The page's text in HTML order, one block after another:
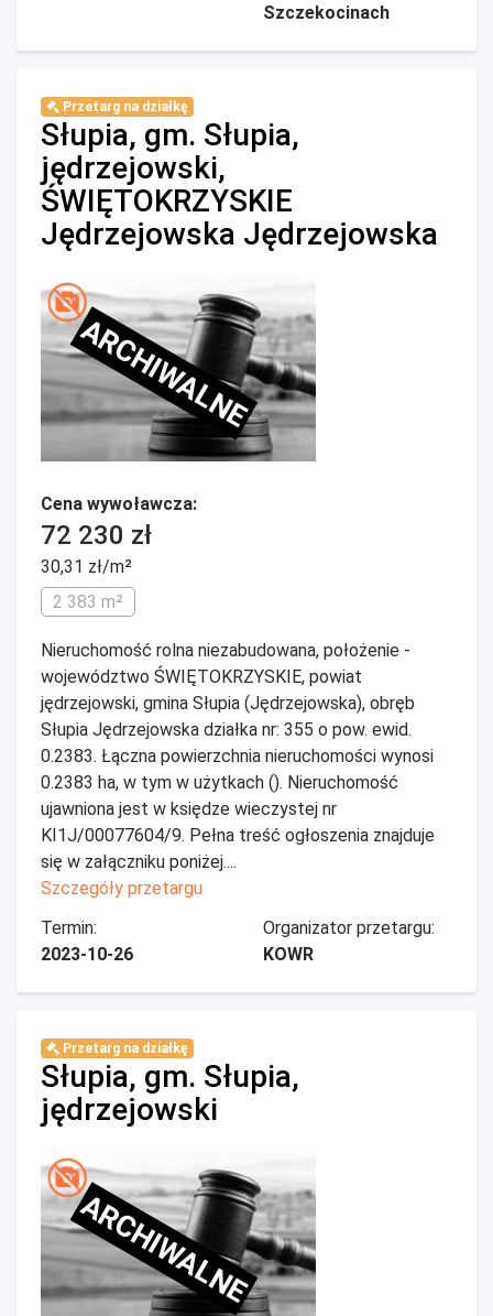
Szczekocinach
Przetarg na działkę
Słupia, gm. Słupia,
jędrzejowski,
ŚWIĘTOKRZYSKIE
Jędrzejowska Jędrzejowska
ARCHIWALNE
Cena wywoławcza:
72 230 zł
30,31 zł/m²
2 383 m²
Nieruchomość rolna niezabudowana, położenie -
województwo ŚWIĘTOKRZYSKIE, powiat
jędrzejowski, gmina Słupia (Jędrzejowska), obręb
Słupia Jędrzejowska działka nr: 355 o pow. ewid.
0.2383. Łączna powierzchnia nieruchomości wynosi
0.2383 ha, w tym w użytkach (). Nieruchomość
ujawniona jest w księdze wieczystej nr
KI1J/00077604/9. Pełna treść ogłoszenia znajduje
się w załączniku poniżej....
Szczegóły przetargu
Termin:
2023-10-26
Organizator przetargu:
KOWR
Przetarg na działkę
Słupia, gm. Słupia,
jędrzejowski
ARCHIWALNE